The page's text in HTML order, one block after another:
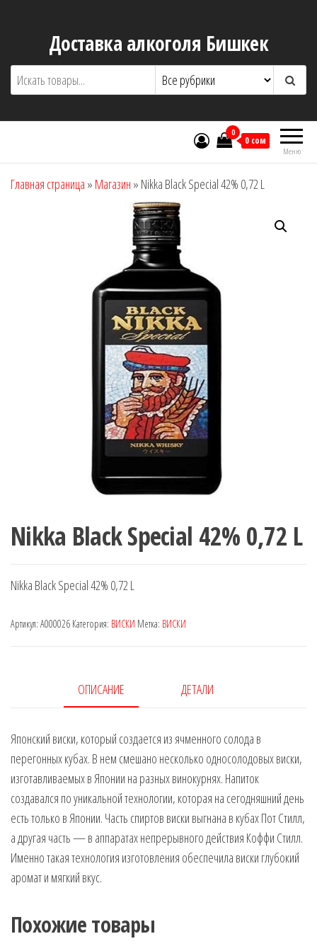
содержимомуДоставка алкоголя Бишкек
Меню
0
0 сом
Главная страница » Магазин » Nikka Black Special 42% 0,72 L
Nikka Black Special 42% 0,72 L
Nikka Black Special 42% 0,72 L
Артикул: A000026 Категория: ВИСКИ Метка: ВИСКИ
ОПИСАНИЕ ДЕТАЛИ
Японский виски, который создается из ячменного солода в
перегонных кубах. В нем смешано несколько односолодовых виски,
изготавливаемых в Японии на разных винокурнях. Напиток
создавался по уникальной технологии, которая на сегодняшний день
есть только в Японии. Часть спиртов виски выгнана в кубах Пот Стилл,
а другая часть — в аппаратах непрерывного действия Коффи Стилл.
Именно такая технология изготовления обеспечила виски глубокий
аромат и мягкий вкус.
Похожие товары